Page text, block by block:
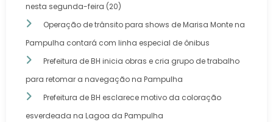
nesta segunda-feira (20)
Operação de trânsito para shows de Marisa Monte na
Pampulha contará com linha especial de ônibus
Prefeitura de BH inicia obras e cria grupo de trabalho
para retomar a navegação na Pampulha
Prefeitura de BH esclarece motivo da coloração
esverdeada na Lagoa da Pampulha